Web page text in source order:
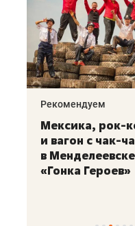
Рекомендуем
Мексика, рок-
и вагон с чак-
в
«Гонка Героев»